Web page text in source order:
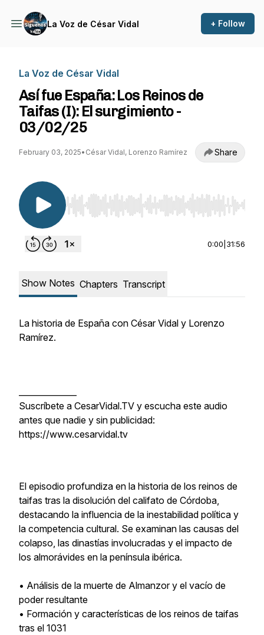
La Voz de César Vidal + Follow
La Voz de César Vidal
Así fue España: Los Reinos de
Taifas (I): El surgimiento -
03/02/25
February 03, 2025• César Vidal, Lorenzo Ramírez Share
Use Left/Right to seek, Home/End to jump to
0:00 31:56
Show Notes Chapters Transcript
La historia de España con César Vidal y Lorenzo
Ramírez.
Suscríbete a CesarVidal.TV y escucha este audio
antes que nadie y sin publicidad:
https://www.cesarvidal.tv
El episodio profundiza en la historia de los reinos de
taifas tras la disolución del califato de Córdoba,
destacando la influencia de la inestabilidad política y
la competencia cultural. Se examinan las causas del
colapso, las dinastías involucradas y el impacto de
los almorávides en la península ibérica.
• Análisis de la muerte de Almanzor y el vacío de
poder resultante
• Formación y características de los reinos de taifas
tras el 1031